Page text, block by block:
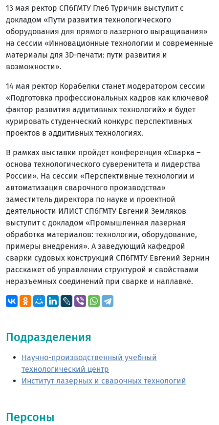
13 мая ректор СПбГМТУ Глеб Туричин выступит с
докладом «Пути развития технологического
оборудования для прямого лазерного выращивания»
на сессии «Инновационные технологии и современные
материалы для 3D-печати: пути развития и
возможности».
14 мая ректор Корабелки станет модератором сессии
«Подготовка профессиональных кадров как ключевой
фактор развития аддитивных технологий» и будет
курировать студенческий конкурс перспективных
проектов в аддитивных технологиях.
В рамках выставки пройдет конференция «Сварка –
основа технологического суверенитета и лидерства
России». На сессии «Перспективные технологии и
автоматизация сварочного производства»
заместитель директора по науке и проектной
деятельности ИЛИСТ СПбГМТУ Евгений Земляков
выступит с докладом «Промышленная лазерная
обработка материалов: технологии, оборудование,
примеры внедрения». А заведующий кафедрой
сварки судовых конструкций СПбГМТУ Евгений Зернин
расскажет об управлении структурой и свойствами
неразъемных соединений при сварке и наплавке.
Подразделения
Научно-производственный учебный
технологический центр
Институт лазерных и сварочных технологий
Персоны